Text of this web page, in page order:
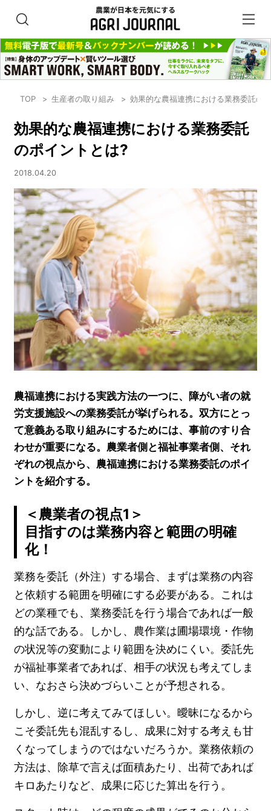
TOP 生産者の取り組み 効果的な農福連携における業務委託の
効果的な農福連携における業務委託
のポイントとは?
2018.04.20
農福連携における実践方法の一つに、障がい者の就
労支援施設への業務委託が挙げられる。双方にとっ
て意義ある取り組みにするためには、事前のすり合
わせが重要になる。農業者側と福祉事業者側、それ
ぞれの視点から、農福連携における業務委託のポイ
ントを紹介する。
＜農業者の視点1＞
目指すのは業務内容と範囲の明確
化！
業務を委託（外注）する場合、まずは業務の内容
と依頼する範囲を明確にする必要がある。これは
どの業種でも、業務委託を行う場合であれば一般
的な話である。しかし、農作業は圃場環境・作物
の状況等の変動により範囲を決めにくい。委託先
が福祉事業者であれば、相手の状況も考えてしま
い、なおさら決めづらいことが予想される。
しかし、逆に考えてみてほしい。曖昧になるから
こそ委託先も混乱するし、成果に対する考えも甘
くなってしまうのではないだろうか。業務依頼の
方法は、除草で言えば面積あたり、出荷であれば
キロあたりなど、成果に応じた算出を行う。